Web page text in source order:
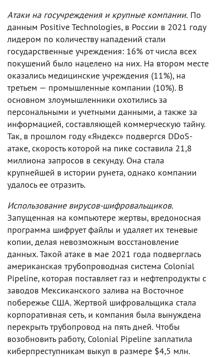
Атаки на госучреждения и крупные компании. По
данным Positive Technologies, в России в 2021 году
лидером по количеству нападений стали
государственные учреждения: 16% от числа всех
покушений было нацелено на них. На втором месте
оказались медицинские учреждения (11%), на
третьем — промышленные компании (10%). В
основном злоумышленники охотились за
персональными и учетными данными, а также за
информацией, составляющей коммерческую тайну.
Так, в прошлом году «Яндекс» подвергся DDoS-
атаке, скорость которой на пике составила 21,8
миллиона запросов в секунду. Она стала
крупнейшей в истории рунета, однако компании
удалось ее отразить.
Использование вирусов-шифровальщиков.
Запущенная на компьютере жертвы, вредоносная
программа шифрует файлы и удаляет их теневые
копии, делая невозможным восстановление
данных. Такой атаке в мае 2021 года подверглась
американская трубопроводная система Colonial
Pipeline, которая поставляет газ и нефтепродукты с
заводов Мексиканского залива на Восточное
побережье США. Жертвой шифровальщика стала
корпоративная сеть, и компания была вынуждена
перекрыть трубопровод на пять дней. Чтобы
возобновить работу, Colonial Pipeline заплатила
киберпреступникам выкуп в размере $4,5 млн.